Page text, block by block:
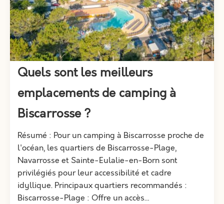
Quels sont les meilleurs
emplacements de camping à
Biscarrosse ?
Résumé : Pour un camping à Biscarrosse proche de
l'océan, les quartiers de Biscarrosse-Plage,
Navarrosse et Sainte-Eulalie-en-Born sont
privilégiés pour leur accessibilité et cadre
idyllique. Principaux quartiers recommandés :
Biscarrosse-Plage : Offre un accès…